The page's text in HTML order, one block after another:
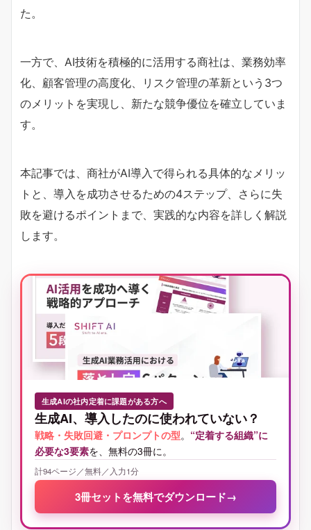
た。
一方で、AI技術を積極的に活用する商社は、業務効率
化、顧客管理の高度化、リスク管理の革新という3つ
のメリットを実現し、新たな競争優位を確立していま
す。
本記事では、商社がAI導入で得られる具体的なメリッ
トと、導入を成功させるための4ステップ、さらに失
敗を避けるポイントまで、実践的な内容を詳しく解説
します。
生成AIの社内定着に課題がある方へ
生成AI、導入したのに使われていない？
戦略・失敗回避・プロンプトの型。 “定着する組織”に
必要な3要素を、無料の3冊に。
計94ページ／無料／入力1分
3冊セットを無料でダウンロード→